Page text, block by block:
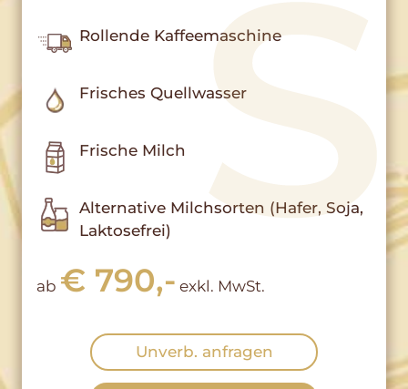
Rollende Kaffeemaschine
Frisches Quellwasser
Frische Milch
Alternative Milchsorten (Hafer, Soja,
Laktosefrei)
ab € 790,- exkl. MwSt.
Unverb. anfragen